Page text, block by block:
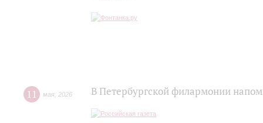
11 мая 2026 В Петербургской филармонии